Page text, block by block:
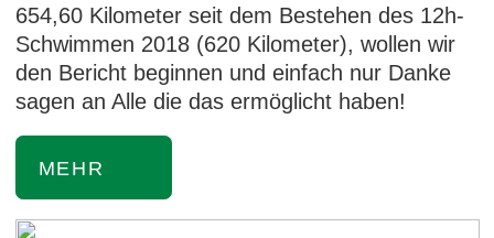
654,60 Kilometer seit dem Bestehen des 12h-
Schwimmen 2018 (620 Kilometer), wollen wir
den Bericht beginnen und einfach nur Danke
sagen an Alle die das ermöglicht haben!
MEHR